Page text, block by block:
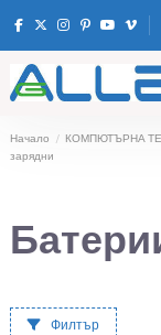
Начало КОМПЮТЪРНА
зарядни
Филтър